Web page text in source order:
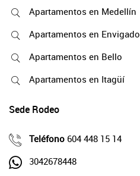
Apartamentos en Medellín
Apartamentos en Envigado
Apartamentos en Bello
Apartamentos en Itagüí
Sede Rodeo
Teléfono 604 448 15 14
3042678448